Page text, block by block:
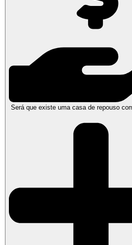
Será que existe uma casa de repouso